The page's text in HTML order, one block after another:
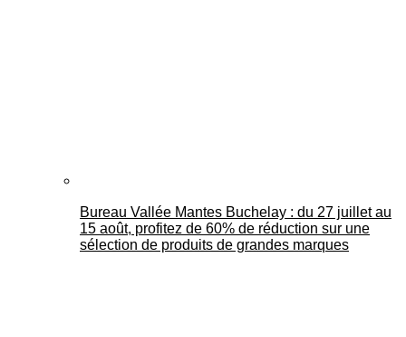
Bureau Vallée Mantes Buchelay : du 27 juillet au
15 août, profitez de 60% de réduction sur une
sélection de produits de grandes marques